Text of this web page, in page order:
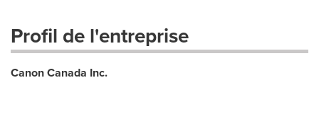
Profil de l'entreprise
Canon Canada Inc.